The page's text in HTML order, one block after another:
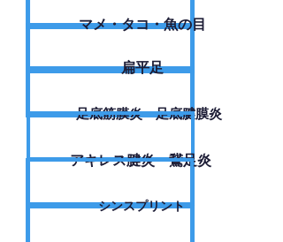
​マメ・タコ・魚の目
扁平足
足底筋膜炎・足底腱膜炎
アキレス腱炎・鵞足炎
シンスプリント